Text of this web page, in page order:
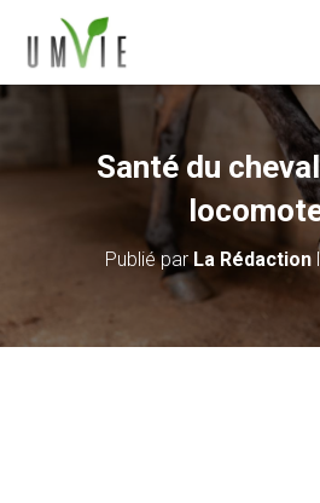
Santé du
Publié par La Rédaction